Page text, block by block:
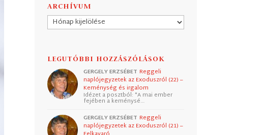
ARCHÍVUM
Archívum
LEGUTÓBBI HOZZÁSZÓLÁSOK
GERGELY ERZSÉBET Reggeli
naplójegyzetek az Exoduszról (22) –
Keménység és irgalom
Idézet a posztból: "A mai ember
fejében a keménysé…
GERGELY ERZSÉBET Reggeli
naplójegyzetek az Exoduszról (21) –